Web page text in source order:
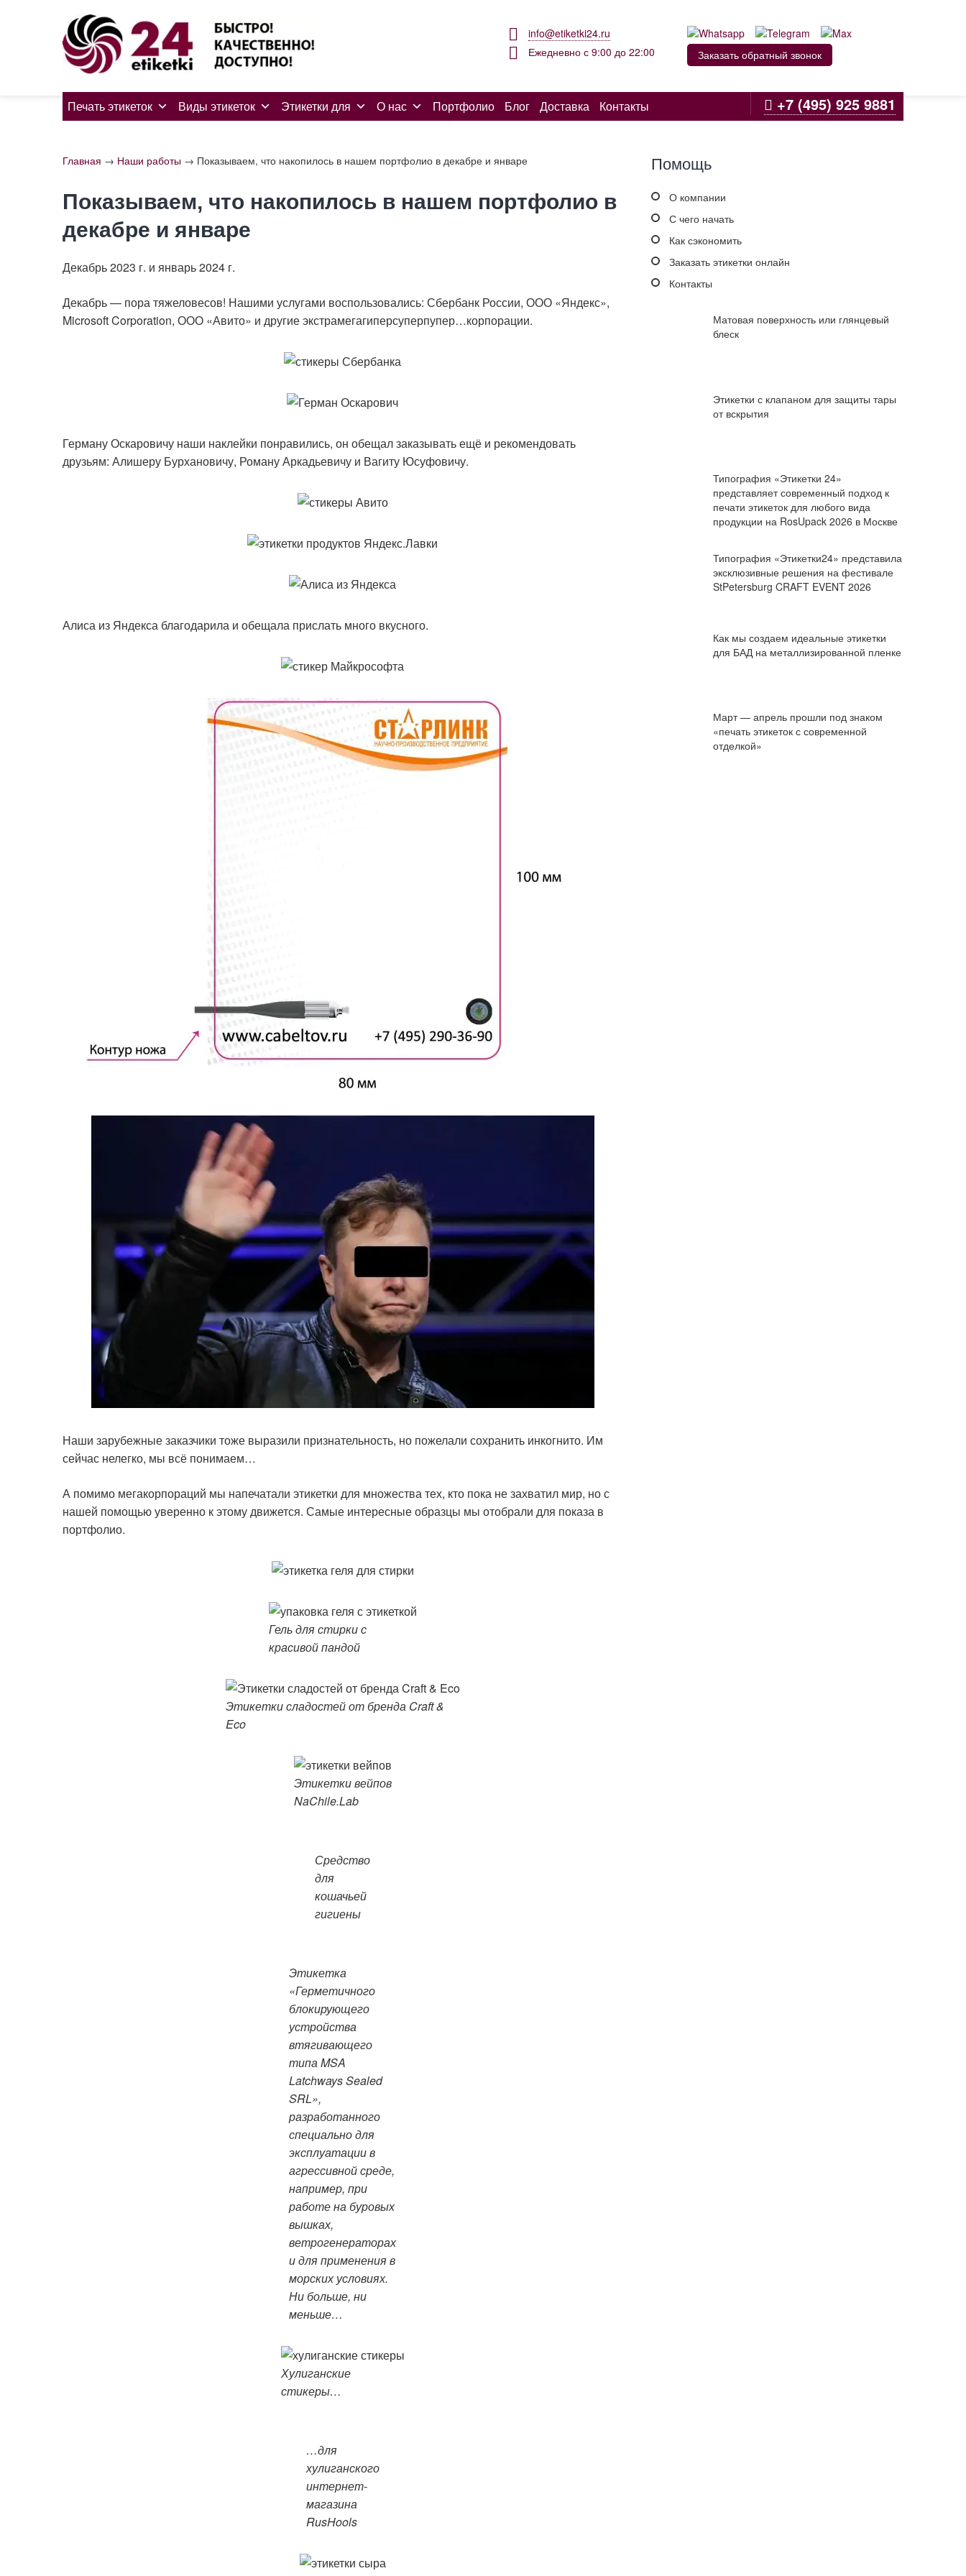
info@etiketki24.ru
Ежедневно с 9:00 до 22:00
Заказать обратный звонок
Печать этикеток Виды этикеток Этикетки для О нас Портфолио Блог Доставка Контакты +7 (495) 925 9881
Главная → Наши работы → Показываем, что накопилось в нашем портфолио в декабре и январе
Показываем, что накопилось в нашем портфолио в
декабре и январе
Декабрь 2023 г. и январь 2024 г.
Декабрь — пора тяжеловесов! Нашими услугами воспользовались: Сбербанк России, ООО «Яндекс»,
Microsoft Corporation, ООО «Авито» и другие экстрамегагиперсуперпупер…корпорации.
Герману Оскаровичу наши наклейки понравились, он обещал заказывать ещё и рекомендовать
друзьям: Алишеру Бурхановичу, Роману Аркадьевичу и Вагиту Юсуфовичу.
Алиса из Яндекса благодарила и обещала прислать много вкусного.
Наши зарубежные заказчики тоже выразили признательность, но пожелали сохранить инкогнито. Им
сейчас нелегко, мы всё понимаем…
А помимо мегакорпораций мы напечатали этикетки для множества тех, кто пока не захватил мир, но с
нашей помощью уверенно к этому движется. Самые интересные образцы мы отобрали для показа в
портфолио.
Гель для стирки с
красивой пандой
Этикетки сладостей от бренда Craft &
Eco
Этикетки вейпов
NaChile.Lab
Средство
для
кошачьей
гигиены
Этикетка
«Герметичного
блокирующего
устройства
втягивающего
типа MSA
Latchways Sealed
SRL»,
разработанного
специально для
эксплуатации в
агрессивной среде,
например, при
работе на буровых
вышках,
ветрогенераторах
и для применения в
морских условиях.
Ни больше, ни
меньше…
Хулиганские
стикеры…
…для
хулиганского
интернет-
магазина
RusHools
Помощь
О компании
С чего начать
Как сэкономить
Заказать этикетки онлайн
Контакты
Матовая поверхность или глянцевый
блеск
Этикетки с клапаном для защиты тары
от вскрытия
Типография «Этикетки 24»
представляет современный подход к
печати этикеток для любого вида
продукции на RosUpack 2026 в Москве
Типография «Этикетки24» представила
эксклюзивные решения на фестивале
StPetersburg CRAFT EVENT 2026
Как мы создаем идеальные этикетки
для БАД на металлизированной пленке
Март — апрель прошли под знаком
«печать этикеток с современной
отделкой»